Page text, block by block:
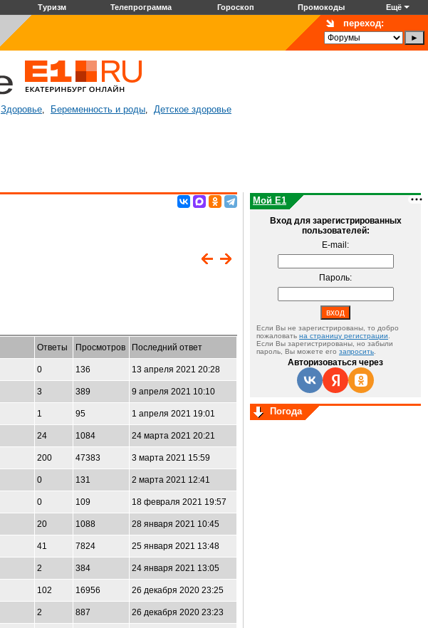
Туризм Телепрограмма Гороскоп Промокоды Ещё
переход:
Здоровье, Беременность и роды, Детское здоровье
Ответы Просмотров Последний ответ
0 136 13 апреля 2021 20:28
3 389 9 апреля 2021 10:10
1 95 1 апреля 2021 19:01
24 1084 24 марта 2021 20:21
200 47383 3 марта 2021 15:59
0 131 2 марта 2021 12:41
0 109 18 февраля 2021 19:57
20 1088 28 января 2021 10:45
41 7824 25 января 2021 13:48
2 384 24 января 2021 13:05
102 16956 26 декабря 2020 23:25
2 887 26 декабря 2020 23:23
Мой E1
Вход для зарегистрированных
пользователей:
E-mail:
Пароль:
Если Вы не зарегистрированы, то добро
пожаловать на страницу регистрации
Если Вы зарегистрированы, но забыли
пароль, Вы можете его запросить
Авторизоваться через
Погода